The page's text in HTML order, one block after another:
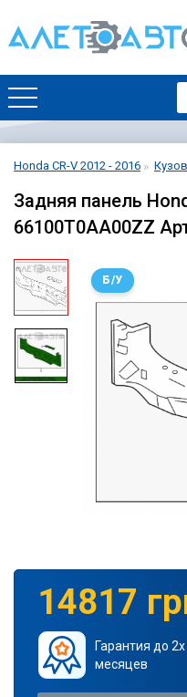
Honda CR-V 2012 - 2016
Задняя панель
66100T0AA00ZZ
Б/У
14817
Гарантия до 2х
месяцев